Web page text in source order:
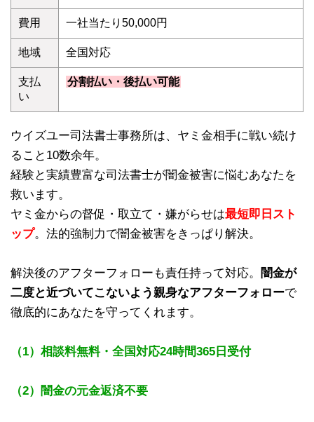
費用 一社当たり50,000円
地域 全国対応
支払
い
分割払い・後払い可能
ウイズユー司法書士事務所は、ヤミ金相手に戦い続け
ること10数余年。
経験と実績豊富な司法書士が闇金被害に悩むあなたを
救います。
ヤミ金からの督促・取立て・嫌がらせは最短即日スト
ップ。法的強制力で闇金被害をきっぱり解決。
解決後のアフターフォローも責任持って対応。
闇金が
二度と近づいてこないよう親身なアフターフォローで
徹底的にあなたを守ってくれます。
（1）相談料無料・全国対応24時間365日受付
（2）闇金の元金返済不要